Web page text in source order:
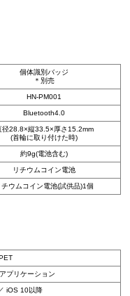
個体識別バッジ
＊別売
HN-PM001
Bluetooth4.0
径28.8×縦33.5×厚さ15.2mm
(首輪に取り付けた時)
約9g(電池含む)
リチウムコイン電池
チウムコイン電池(試供品)1個
プリケーション
iOS 10以降